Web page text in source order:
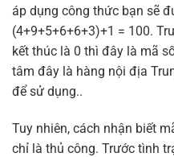
áp dụng công thức bạn sẽ
(4+9+5+6+6+3)+1 = 100.
kết thúc là 0 thì đây là mã
tâm đây là hàng nội địa
để sử dụng..
Tuy nhiên, cách nhận biết
chỉ là thủ công. Trước tình